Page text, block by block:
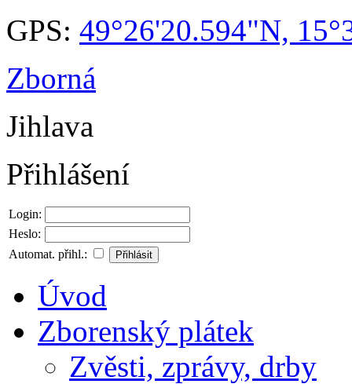
GPS: 49°26'20.594"N,
Zborná
Jihlava
Přihlášení
Login:
Heslo:
Automat. přihl.:
Úvod
Zborenský plátek
Zvěsti, zprávy, drby